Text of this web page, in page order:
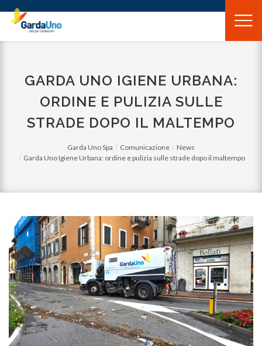
Gardauno
Spa
GARDA UNO IGIENE URBANA:
ORDINE E PULIZIA SULLE
STRADE DOPO IL MALTEMPO
Garda Uno Spa Comunicazione
News
Garda Uno Igiene Urbana: ordine e pulizia sulle strade dopo il maltempo